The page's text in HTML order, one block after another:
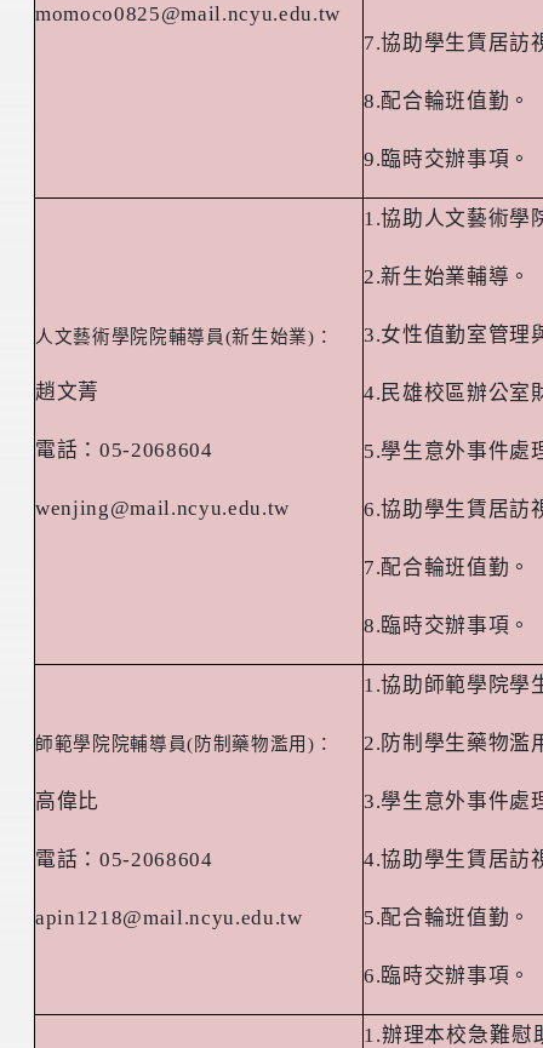
momoco0825@mail.ncyu.edu.tw
7.協助學生賃居訪
8.配合輪班值勤。
9.臨時交辦事項。
人文藝術學院院輔導員(新生始業) ：
趙文菁
電話：05-2068604
wenjing@mail.ncyu.edu.tw
1.協助人文藝術學
2.新生始業輔導。
3.女性值勤室管理
4. 民雄校區辦公室
5.學生意外事件處
6.協助學生賃居訪
7.配合輪班值勤。
8.臨時交辦事項。
師範學院院輔導員( 防制藥物濫用) ：
高偉比
電話：05-2068604
apin1218@mail.ncyu.edu.tw
1.協助師範學院學
2. 防制學生藥物濫
3.學生意外事件處
4.協助學生賃居訪
5.配合輪班值勤。
6.臨時交辦事項。
1.辦理本校急難慰